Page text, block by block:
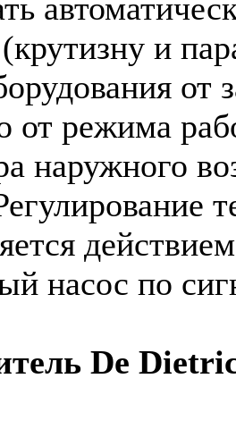
и
от
от режима
наружного
насос по
De